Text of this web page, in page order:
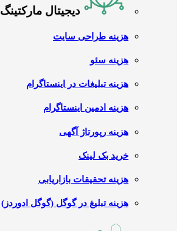
دیجیتال مارکتینگ
هزینه طراحی سایت
هزینه سئو
هزینه تبلیغات در اینستاگرام
هزینه ادمین اینستاگرام
هزینه رپورتاژ آگهی
خرید بک لینک
هزینه تحقیقات بازاریابی
هزینه تبلیغ در گوگل (گوگل ادوردز)